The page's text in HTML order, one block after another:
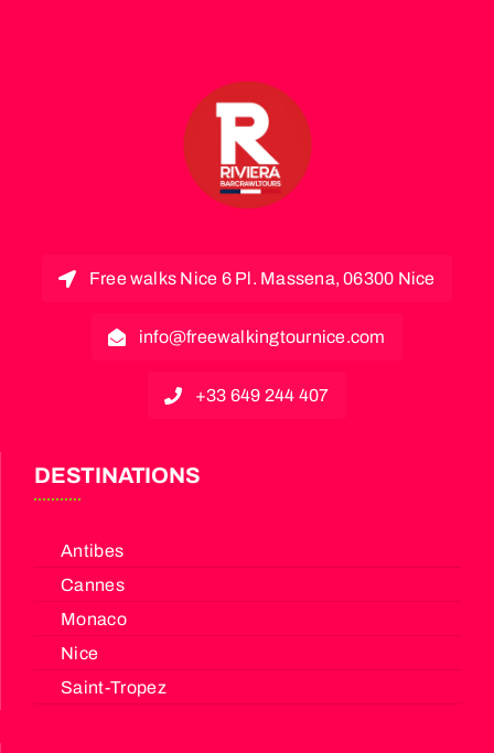
Free walks Nice 6 Pl. Massena, 06300 Nice
info@freewalkingtournice.com
+33 649 244 407
DESTINATIONS
Antibes
Cannes
Monaco
Nice
Saint-Tropez